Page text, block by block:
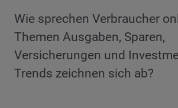
Wie sprechen Verbraucher
Themen Ausgaben, Sparen,
Versicherungen und
Trends zeichnen sich ab?